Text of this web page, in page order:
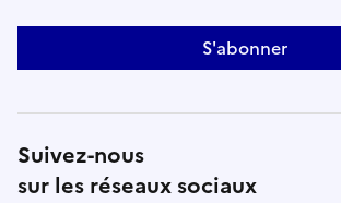
S'abonner
Suivez-nous
sur les réseaux sociaux